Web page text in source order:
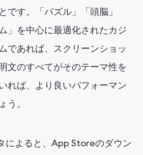
です。「パズル」「頭脳」
」を中心に最適化されたカジ
であれば、スクリーンショッ
文のすべてがそのテーマ性を
れば、より良いパフォーマン
う。
によると、App Storeのダウン